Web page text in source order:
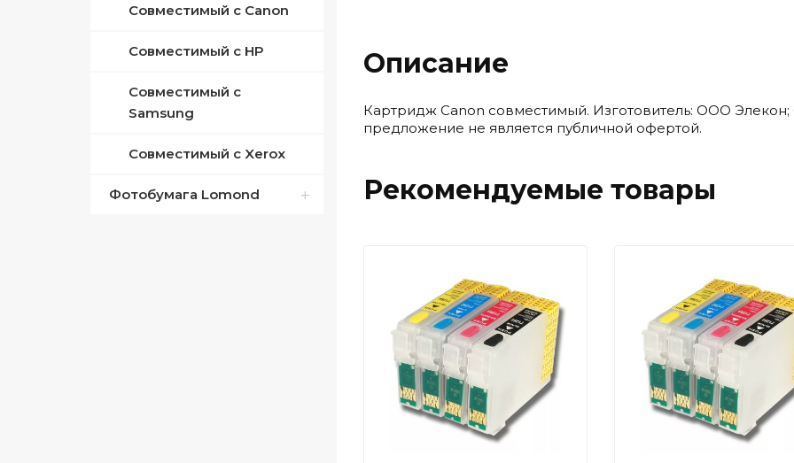
Совместимый с Canon
Совместимый с HP
Совместимый с
Samsung
Совместимый с Xerox
Фотобумага Lomond
Описание
Картридж Canon совместимый. Изготовитель: ООО
предложение не является публичной офертой.
Рекомендуемые товары